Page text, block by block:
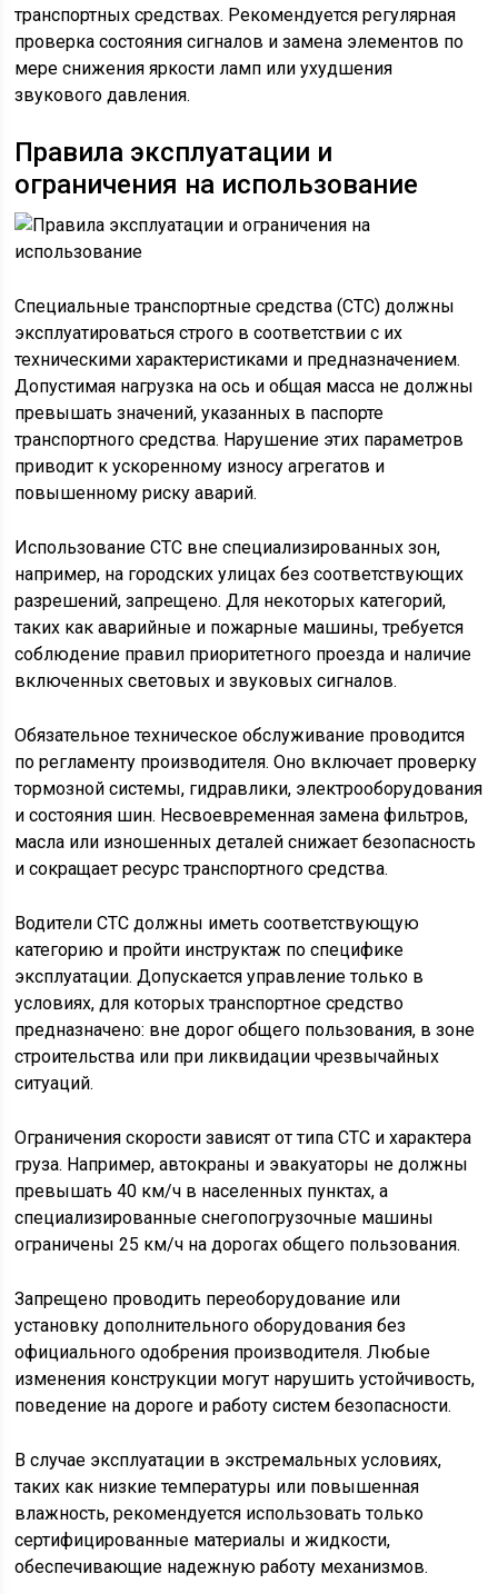
транспортных средствах. Рекомендуется регулярная
проверка состояния сигналов и замена элементов по
мере снижения яркости ламп или ухудшения
звукового давления.
Правила эксплуатации и
ограничения на использование
Специальные транспортные средства (СТС) должны
эксплуатироваться строго в соответствии с их
техническими характеристиками и предназначением.
Допустимая нагрузка на ось и общая масса не должны
превышать значений, указанных в паспорте
транспортного средства. Нарушение этих параметров
приводит к ускоренному износу агрегатов и
повышенному риску аварий.
Использование СТС вне специализированных зон,
например, на городских улицах без соответствующих
разрешений, запрещено. Для некоторых категорий,
таких как аварийные и пожарные машины, требуется
соблюдение правил приоритетного проезда и наличие
включенных световых и звуковых сигналов.
Обязательное техническое обслуживание проводится
по регламенту производителя. Оно включает проверку
тормозной системы, гидравлики, электрооборудования
и состояния шин. Несвоевременная замена фильтров,
масла или изношенных деталей снижает безопасность
и сокращает ресурс транспортного средства.
Водители СТС должны иметь соответствующую
категорию и пройти инструктаж по специфике
эксплуатации. Допускается управление только в
условиях, для которых транспортное средство
предназначено: вне дорог общего пользования, в зоне
строительства или при ликвидации чрезвычайных
ситуаций.
Ограничения скорости зависят от типа СТС и характера
груза. Например, автокраны и эвакуаторы не должны
превышать 40 км/ч в населенных пунктах, а
специализированные снегопогрузочные машины
ограничены 25 км/ч на дорогах общего пользования.
Запрещено проводить переоборудование или
установку дополнительного оборудования без
официального одобрения производителя. Любые
изменения конструкции могут нарушить устойчивость,
поведение на дороге и работу систем безопасности.
В случае эксплуатации в экстремальных условиях,
таких как низкие температуры или повышенная
влажность, рекомендуется использовать только
сертифицированные материалы и жидкости,
обеспечивающие надежную работу механизмов.